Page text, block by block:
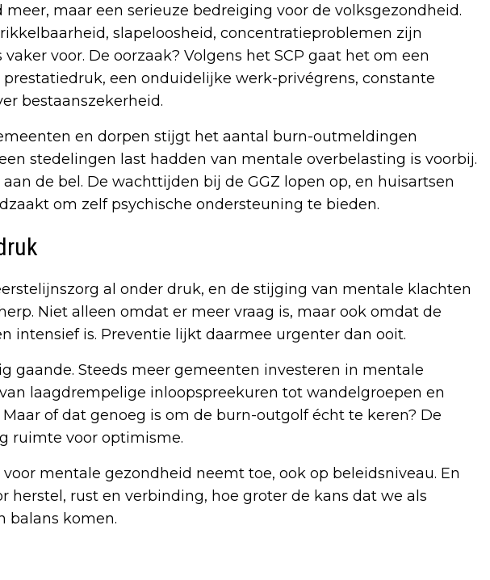
maar een serieuze bedreiging voor de volksgezondheid.
slapeloosheid, concentratieproblemen zijn
voor. De oorzaak? Volgens het SCP gaat het om een
een onduidelijke werk-privégrens, constante
bestaanszekerheid.
en dorpen stijgt het aantal burn-outmeldingen
stedelingen last hadden van mentale overbelasting is voorbij.
de bel. De wachttijden bij de GGZ lopen op, en huisartsen
om zelf psychische ondersteuning te bieden.
al onder druk, en de stijging van mentale klachten
Niet alleen omdat er meer vraag is, maar ook omdat de
intensief is. Preventie lijkt daarmee urgenter dan ooit.
gaande. Steeds meer gemeenten investeren in mentale
laagdrempelige inloopspreekuren tot wandelgroepen en
of dat genoeg is om de burn-outgolf écht te keren? De
ruimte voor optimisme.
mentale gezondheid neemt toe, ook op beleidsniveau. En
herstel, rust en verbinding, hoe groter de kans dat we als
balans komen.